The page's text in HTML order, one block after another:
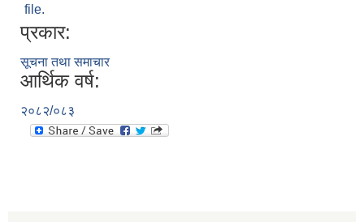
file.
प्रकार:
सूचना तथा समाचार
आर्थिक वर्ष:
२०८२/०८३